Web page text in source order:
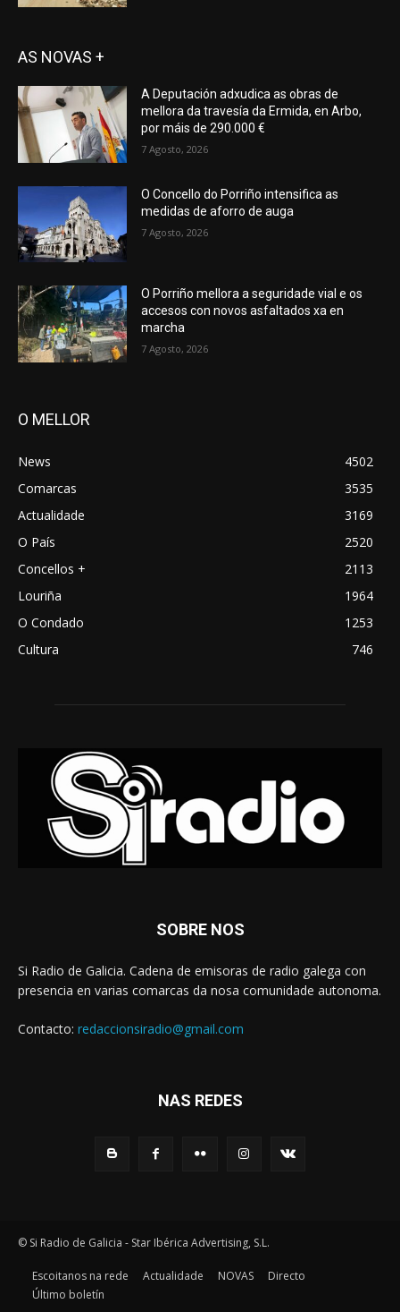
AS NOVAS +
A Deputación adxudica as obras de
mellora da travesía da Ermida, en Arbo,
por máis de 290.000 €
7 Agosto, 2026
O Concello do Porriño intensifica as
medidas de aforro de auga
7 Agosto, 2026
O Porriño mellora a seguridade vial e os
accesos con novos asfaltados xa en
marcha
7 Agosto, 2026
O MELLOR
News
4502
Comarcas
3535
Actualidade
3169
O País
2520
Concellos +
2113
Louriña
1964
O Condado
1253
Cultura
746
SOBRE NOS
Si Radio de Galicia. Cadena de emisoras de radio galega con
presencia en varias comarcas da nosa comunidade autonoma.
Contacto: redaccionsiradio@gmail.com
NAS REDES
© Si Radio de Galicia - Star Ibérica Advertising, S.L.
Escoitanos na rede Actualidade NOVAS
Directo
Último boletín